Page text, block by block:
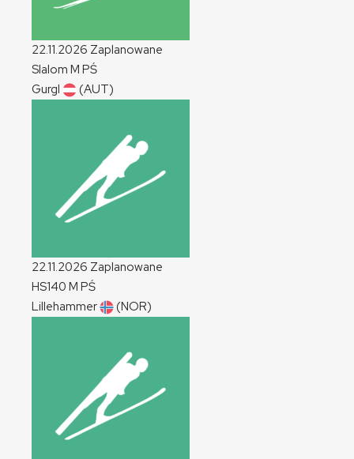
22.11.2026 Zaplanowane
Slalom M PŚ
Gurgl
(AUT)
22.11.2026 Zaplanowane
HS140 M PŚ
Lillehammer
(NOR)